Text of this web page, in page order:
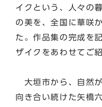
イクという、人々の
の美を、全国に華咲
た。作品集の完成を
ザイクをあわせてご
大垣市から、自然
向き合い続けた矢橋